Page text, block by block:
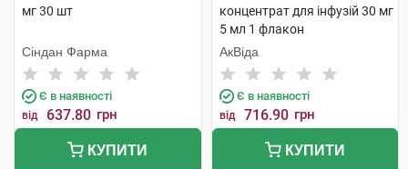
мг 30 шт
Сіндан Фарма
Є в наявності
від 637.80 грн
КУПИТИ
концентрат для інфузій 30 мг
5 мл 1 флакон
АкВіда
Є в наявності
від 716.90 грн
КУПИТИ